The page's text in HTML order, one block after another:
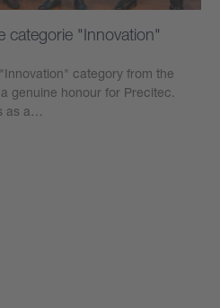
categorie "Innovation"
category from the
genuine honour for Precitec.
as a…